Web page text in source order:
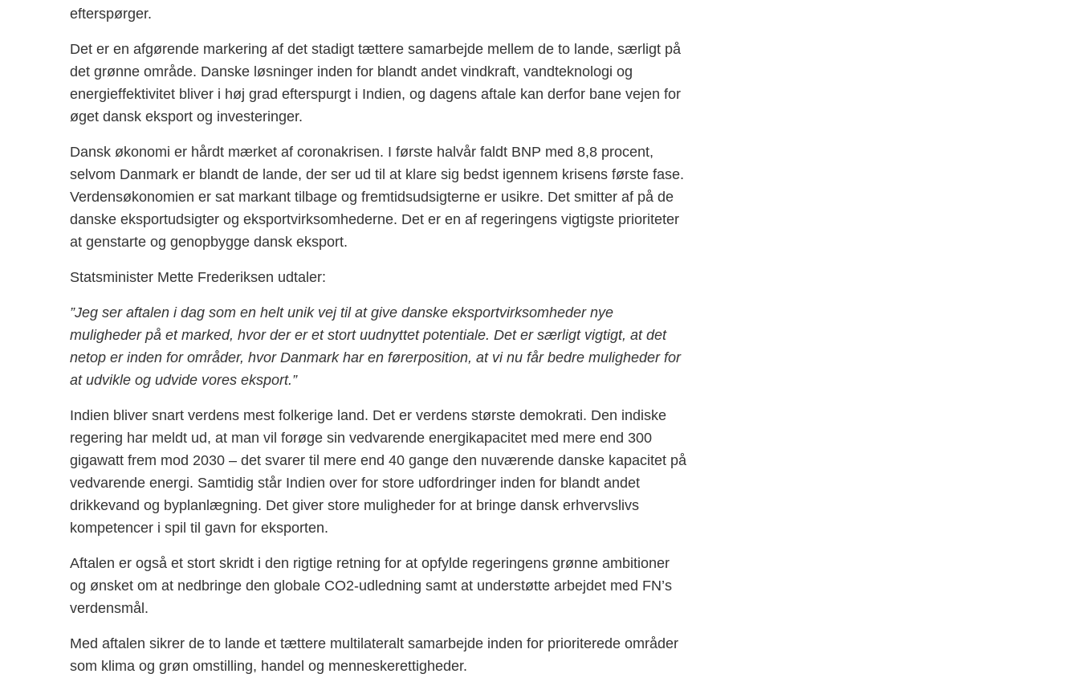
efterspørger.
Det er en afgørende markering af det stadigt tættere samarbejde mellem de to lande, særligt på
det grønne område. Danske løsninger inden for blandt andet vindkraft, vandteknologi og
energieffektivitet bliver i høj grad efterspurgt i Indien, og dagens aftale kan derfor bane vejen for
øget dansk eksport og investeringer.
Dansk økonomi er hårdt mærket af coronakrisen. I første halvår faldt BNP med 8,8 procent,
selvom Danmark er blandt de lande, der ser ud til at klare sig bedst igennem krisens første fase.
Verdensøkonomien er sat markant tilbage og fremtidsudsigterne er usikre. Det smitter af på de
danske eksportudsigter og eksportvirksomhederne. Det er en af regeringens vigtigste prioriteter
at genstarte og genopbygge dansk eksport.
Statsminister Mette Frederiksen udtaler:
”Jeg ser aftalen i dag som en helt unik vej til at give danske eksportvirksomheder nye
muligheder på et marked, hvor der er et stort uudnyttet potentiale. Det er særligt vigtigt, at det
netop er inden for områder, hvor Danmark har en førerposition, at vi nu får bedre muligheder for
at udvikle og udvide vores eksport.”
Indien bliver snart verdens mest folkerige land. Det er verdens største demokrati. Den indiske
regering har meldt ud, at man vil forøge sin vedvarende energikapacitet med mere end 300
gigawatt frem mod 2030 – det svarer til mere end 40 gange den nuværende danske kapacitet på
vedvarende energi. Samtidig står Indien over for store udfordringer inden for blandt andet
drikkevand og byplanlægning. Det giver store muligheder for at bringe dansk erhvervslivs
kompetencer i spil til gavn for eksporten.
Aftalen er også et stort skridt i den rigtige retning for at opfylde regeringens grønne ambitioner
og ønsket om at nedbringe den globale CO2-udledning samt at understøtte arbejdet med FN’s
verdensmål.
Med aftalen sikrer de to lande et tættere multilateralt samarbejde inden for prioriterede områder
som klima og grøn omstilling, handel og menneskerettigheder.